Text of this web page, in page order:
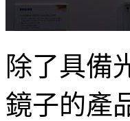
除了具備
鏡子的產